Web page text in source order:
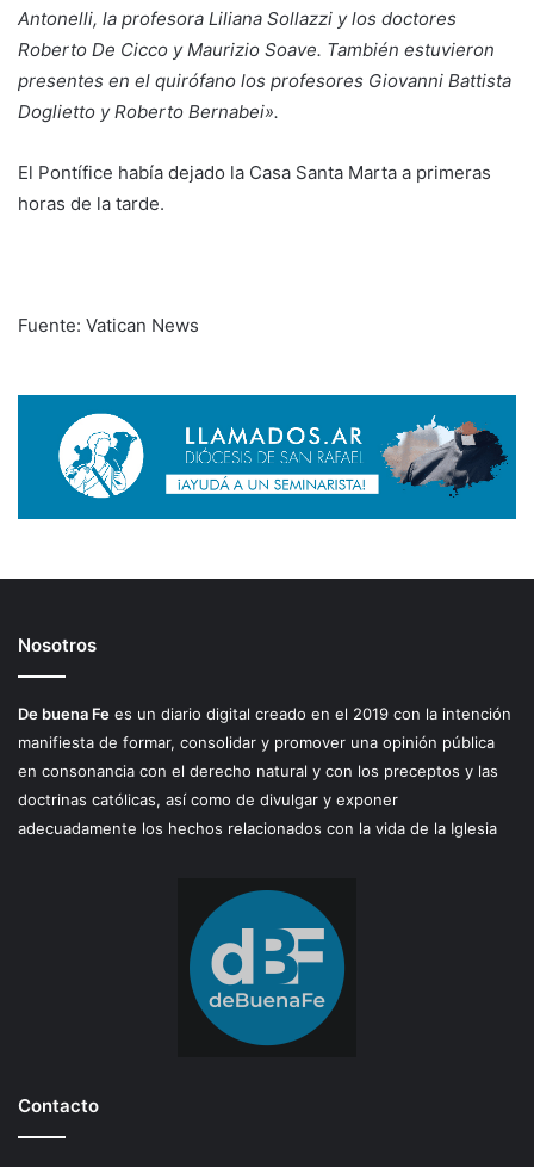
Antonelli, la profesora Liliana Sollazzi y los doctores
Roberto De Cicco y Maurizio Soave. También estuvieron
presentes en el quirófano los profesores Giovanni Battista
Doglietto y Roberto Bernabei».
El Pontífice había dejado la Casa Santa Marta a primeras
horas de la tarde.
Fuente: Vatican News
Nosotros
De buena Fe es un diario digital creado en el 2019 con la intención
manifiesta de formar, consolidar y promover una opinión pública
en consonancia con el derecho natural y con los preceptos y las
doctrinas católicas, así como de divulgar y exponer
adecuadamente los hechos relacionados con la vida de la Iglesia
Contacto